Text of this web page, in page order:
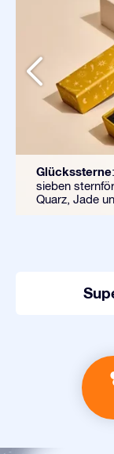
Glückssterne
sieben
Quarz, Jade